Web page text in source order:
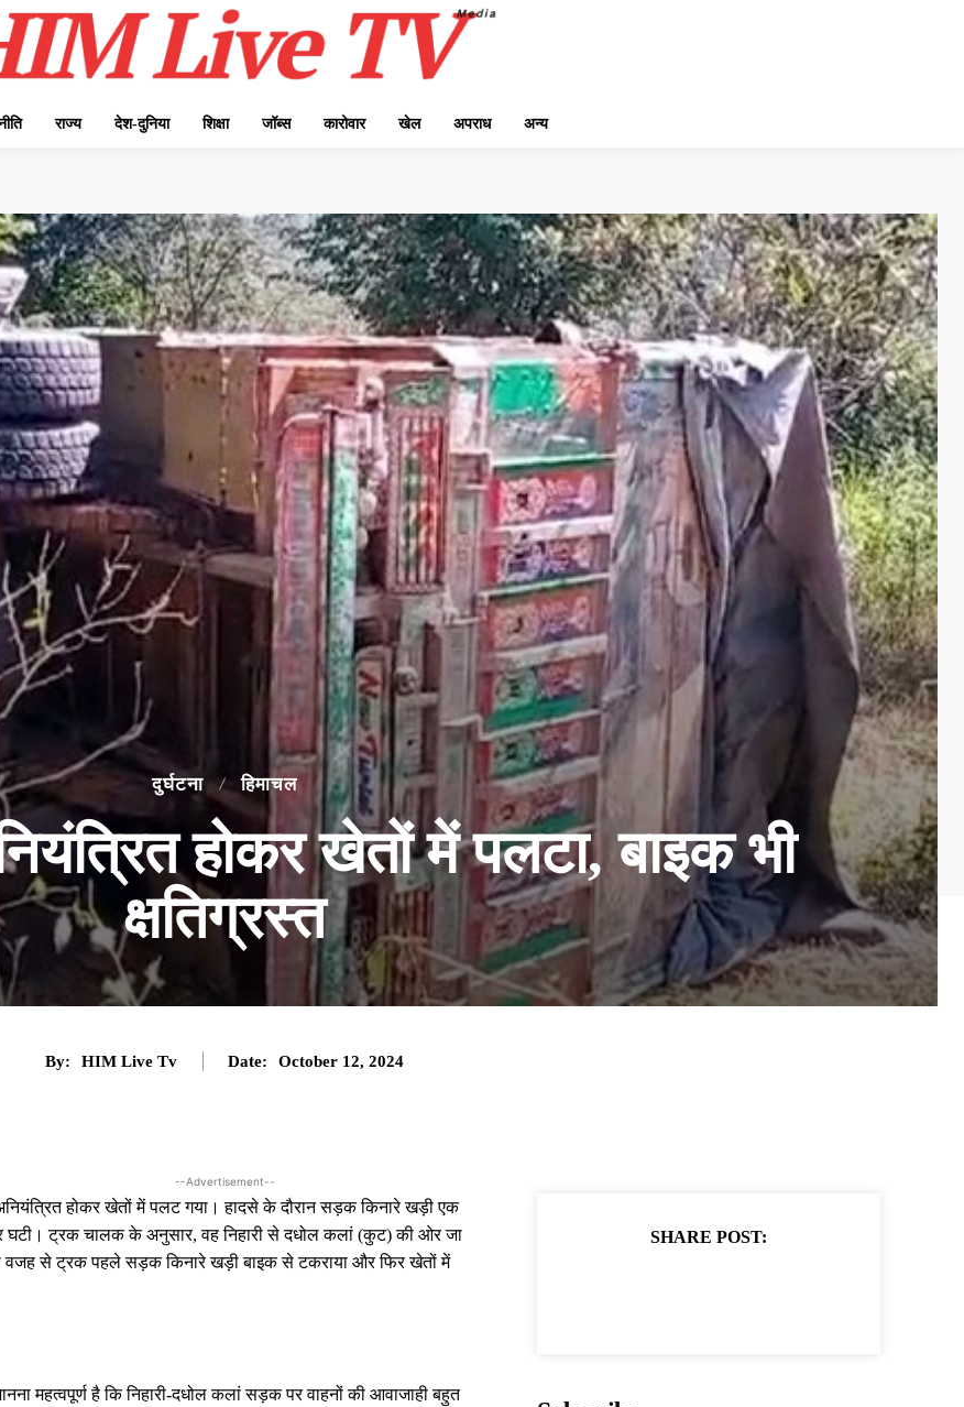
राज्य देश-दुनिया शिक्षा जॉब्स कारोवार खेल अपराध अन्य
दुर्घटना हिमाचल
होकर खेतों में पलटा, बाइक भी
क्षतिग्रस्त
By: HIM Live Tv Date: October 12, 2024
--Advertisement--
होकर खेतों में पलट गया। हादसे के दौरान सड़क किनारे खड़ी एक
घटी। ट्रक चालक के अनुसार, वह निहारी से दधोल कलां (कुट) की ओर जा
से ट्रक पहले सड़क किनारे खड़ी बाइक से टकराया और फिर खेतों में
महत्वपूर्ण है कि निहारी-दधोल कलां सड़क पर वाहनों की आवाजाही बहुत
SHARE POST: